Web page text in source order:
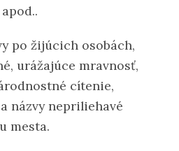
po žijúcich osobách,
urážajúce mravnosť,
cítenie,
názvy nepriliehavé
mesta.